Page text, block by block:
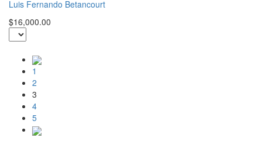
Luis Fernando Betancourt
$16,000.00
1
2
3
4
5